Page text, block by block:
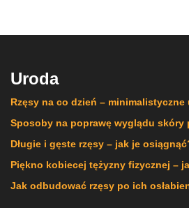
Uroda
Rzęsy na co dzień –
Sposoby na poprawę wyglądu skóry
Długie i gęste rzęsy – jak je
Piękno kobiecej tężyzny fizycznej –
Jak odbudować rzęsy po ich